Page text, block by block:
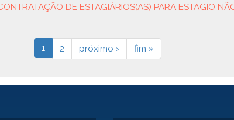
DE ESTAGIÁRIOS(AS) PARA ESTÁGIO
1 2 próximo › fim »